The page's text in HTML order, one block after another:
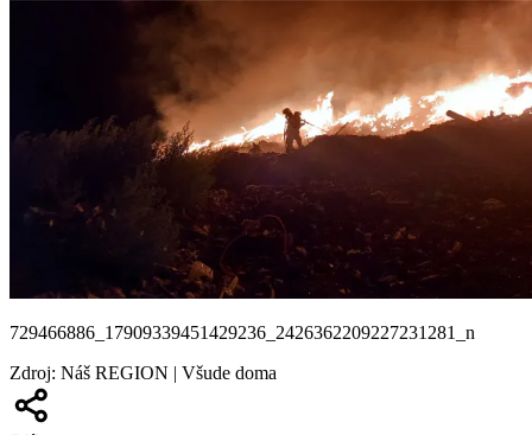
729466886_17909339451429236_2426362209227231281_n
Zdroj: Náš REGION | Všude doma